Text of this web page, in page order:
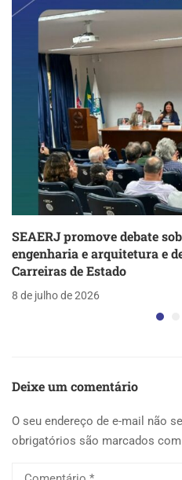
SEAERJ promove debate
engenharia e arquitetura e
Carreiras de Estado
8 de julho de 2026
Deixe um comentário
O seu endereço de e-mail não
obrigatórios são marcados com